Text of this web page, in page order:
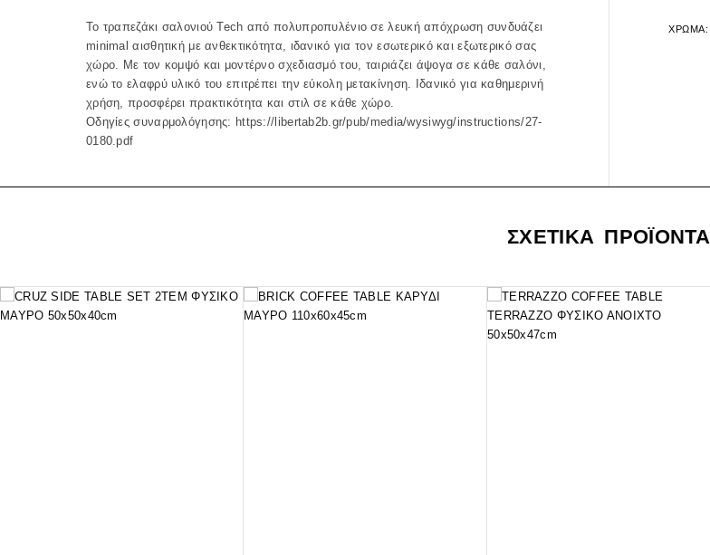
Το τραπεζάκι σαλονιού Tech από πολυπροπυλένιο σε λευκή απόχρωση συνδυάζει
minimal αισθητική με ανθεκτικότητα, ιδανικό για τον εσωτερικό και εξωτερικό σας
χώρο. Με τον κομψό και μοντέρνο σχεδιασμό του, ταιριάζει άψογα σε κάθε σαλόνι,
ενώ το ελαφρύ υλικό του επιτρέπει την εύκολη μετακίνηση. Ιδανικό για καθημερινή
χρήση, προσφέρει πρακτικότητα και στιλ σε κάθε χώρο.
Οδηγίες συναρμολόγησης: https://libertab2b.gr/pub/media/wysiwyg/instructions/27-
0180.pdf
ΧΡΏΜΑ
ΣΧΕΤΙΚΑ ΠΡΟΪΟΝΤΑ